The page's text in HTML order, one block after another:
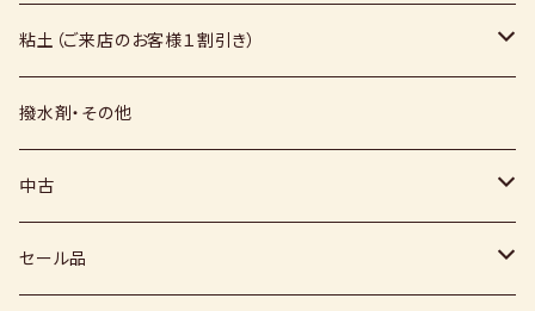
絵具
上絵具
下絵具
その他
福島釉薬
長石
硅石
その他（土・泥等）
顔料
上野焼
薪窯（高鶴淳一先生）
堀田窯
小石原焼
鶴見窯
秀山窯
高取焼
鬼丸雪山窯
福岡県：窯元・陶芸作家
粘土（ご来店のお客様１割引き）
信楽白土
信楽赤土
梅崎粘土
撥水剤・その他
中古
窯
セール品